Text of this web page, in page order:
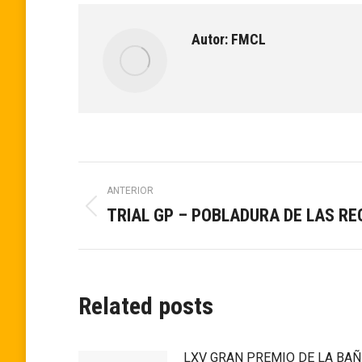
Autor: FMCL
Navegación
entre
ANTERIOR
Publicación
TRIAL GP – POBLADURA DE LAS
Related posts
LXV GRAN PREMIO DE LA